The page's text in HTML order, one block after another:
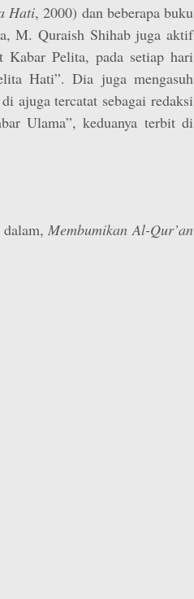
Hati, 2000) dan beberapa buku
M. Quraish Shihab juga aktif
Pelita, pada setiap hari
Hati”. Dia juga mengasuh
ajuga tercatat sebagai redaksi
Ulama”, keduanya terbit di
Membumikan Al-Qur’an